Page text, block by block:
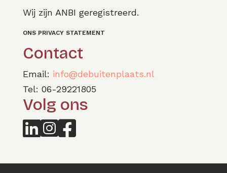
Wij zijn ANBI geregistreerd.
ONS PRIVACY STATEMENT
Contact
Email: info@debuitenplaats.nl
Tel: 06-29221805
Volg ons
